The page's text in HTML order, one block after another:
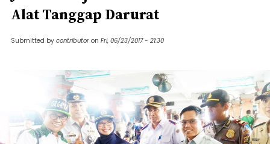
Alat Tanggap Darurat
Submitted by contributor on Fri, 06/23/2017 - 21:30